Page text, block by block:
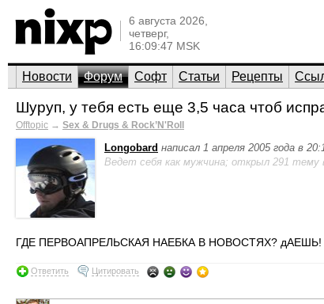
6 августа 2026,
четверг,
16:09:47 MSK
Новости Форум Софт Статьи Рецепты
Шуруп, у тебя есть еще 3,5 часа чтоб
Offtopic → Sex & Drugs & Rock’N'Roll
Longobard написал 1 апреля 2005 года в
Ведет себя как мужчина; открыл 291
ГДЕ ПЕРВОАПРЕЛЬСКАЯ НАЕБКА В НОВОСТЯХ? дАЕШЬ!
Ответить Цитировать